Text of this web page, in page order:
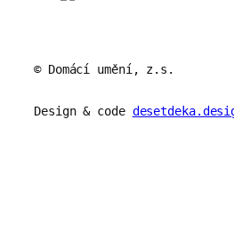
© Domácí umění, z.s.
Design & code